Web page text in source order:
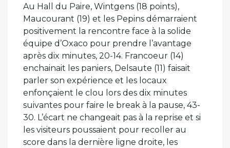
Au Hall du Paire, Wintgens (18 points),
Maucourant (19) et les Pepins démarraient
positivement la rencontre face à la solide
équipe d’Oxaco pour prendre l’avantage
après dix minutes, 20-14. Francoeur (14)
enchainait les paniers, Delsaute (11) faisait
parler son expérience et les locaux
enfonçaient le clou lors des dix minutes
suivantes pour faire le break à la pause, 43-
30. L’écart ne changeait pas à la reprise et si
les visiteurs poussaient pour recoller au
score dans la dernière ligne droite, les